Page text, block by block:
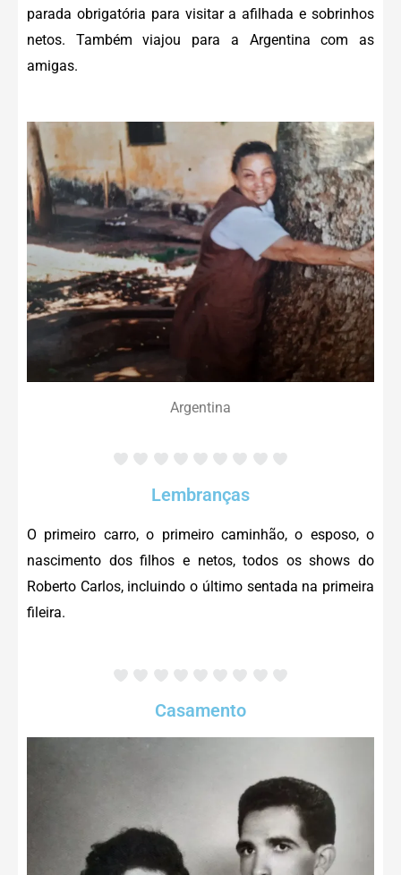
parada obrigatória para visitar a afilhada e sobrinhos
netos. Também viajou para a Argentina com as
amigas.
Argentina
Lembranças
O primeiro carro, o primeiro caminhão, o esposo, o
nascimento dos filhos e netos, todos os shows do
Roberto Carlos, incluindo o último sentada na primeira
fileira.
Casamento